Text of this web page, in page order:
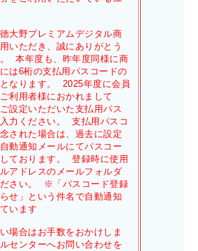
大野プレミアムデジタル商
いただき、誠にありがとう
本年度も、昨年度同様に商
は6桁の支払用パスコードの
なります。 2025年度に会員
利用者様におかれまして
設定いただいた支払用パス
力ください。 支払用パスコ
された場合は、過去に設定
動通知メールにてパスコー
ております。 登録時に使用
アドレスのメールフォルダ
さい。 ※「パスコード登録
せ」という件名で自動通知
ています
場合はお手数をおかけしま
センターへお問い合わせを